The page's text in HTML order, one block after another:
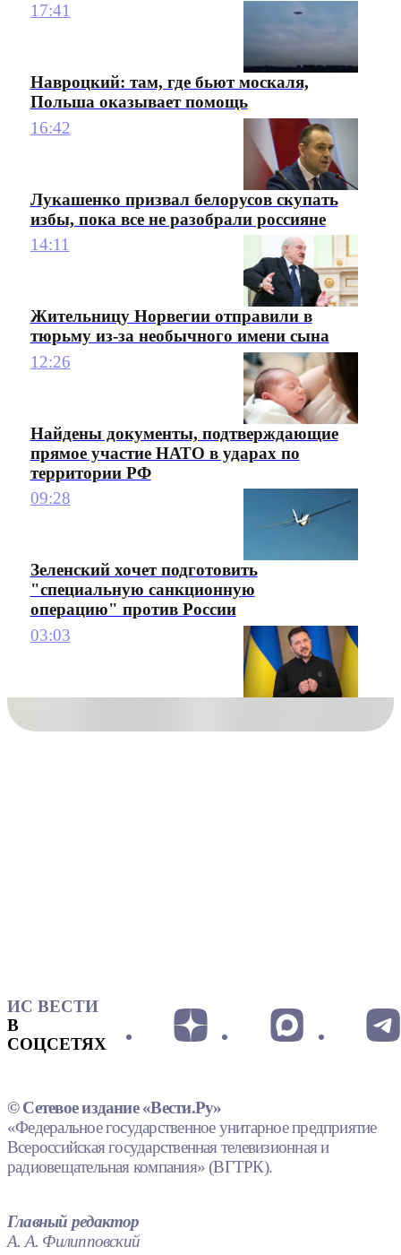
17:41
Навроцкий: там, где бьют москаля,
Польша оказывает помощь
16:42
Лукашенко призвал белорусов скупать
избы, пока все не разобрали россияне
14:11
Жительницу Норвегии отправили в
тюрьму из-за необычного имени сына
12:26
Найдены документы, подтверждающие
прямое участие НАТО в ударах по
территории РФ
09:28
Зеленский хочет подготовить
"специальную санкционную
операцию" против России
03:03
ИС ВЕСТИ
В
СОЦСЕТЯХ
© Сетевое издание «Вести.Ру»
«Федеральное государственное унитарное предприятие
Всероссийская государственная телевизионная и
радиовещательная компания» (ВГТРК).
Главный редактор
А. А. Филипповский